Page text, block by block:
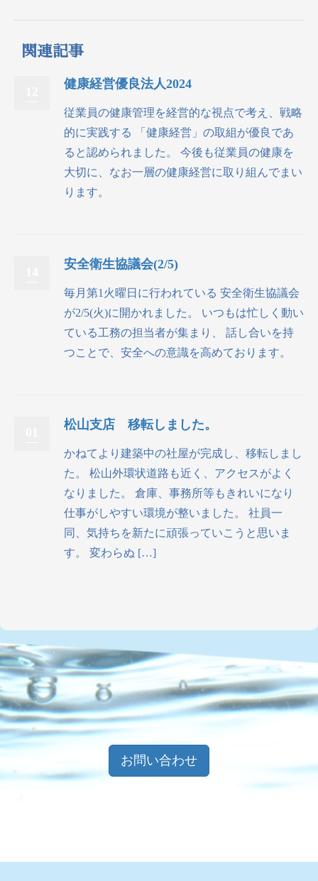
関連記事
健康経営優良法人2024
従業員の健康管理を経営的な視点で考え、戦略
的に実践する 「健康経営」の取組が優良であ
ると認められました。 今後も従業員の健康を
大切に、なお一層の健康経営に取り組んでまい
ります。
安全衛生協議会(2/5)
毎月第1火曜日に行われている 安全衛生協議会
が2/5(火)に開かれました。 いつもは忙しく動い
ている工務の担当者が集まり、 話し合いを持
つことで、安全への意識を高めております。
松山支店 移転しました。
かねてより建築中の社屋が完成し、移転しまし
た。 松山外環状道路も近く、アクセスがよく
なりました。 倉庫、事務所等もきれいになり
仕事がしやすい環境が整いました。 社員一
同、気持ちを新たに頑張っていこうと思いま
す。 変わらぬ […]
お問い合わせ